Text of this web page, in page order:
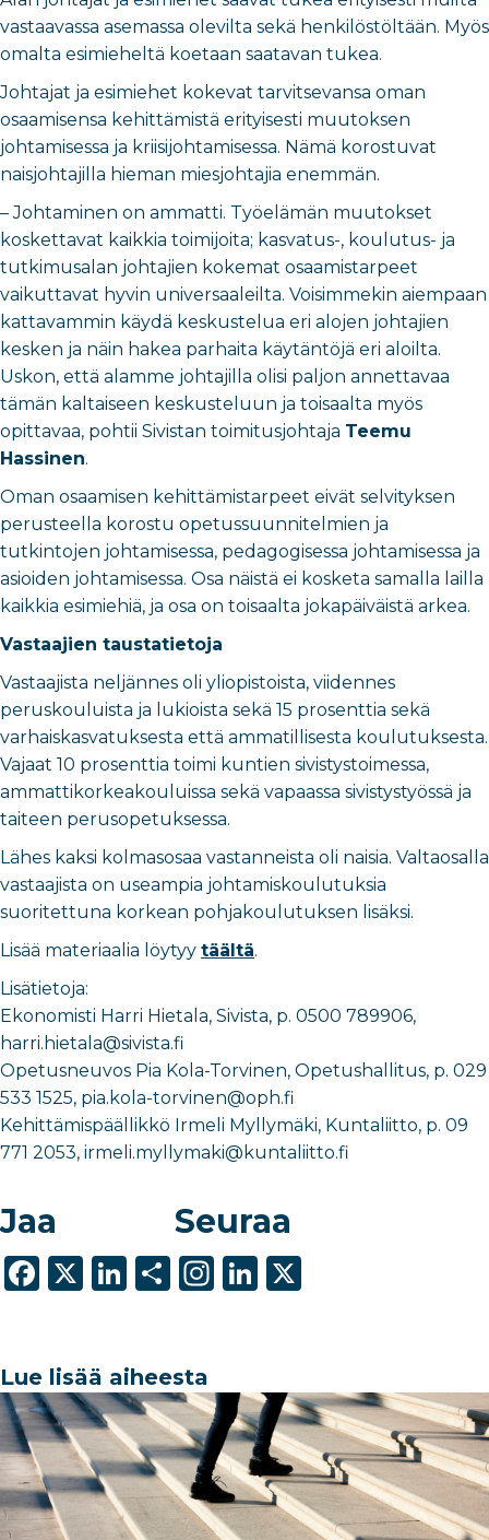
vastaavassa asemassa olevilta sekä henkilöstöltään. Myös
omalta esimieheltä koetaan saatavan tukea.
Johtajat ja esimiehet kokevat tarvitsevansa oman
osaamisensa kehittämistä erityisesti muutoksen
johtamisessa ja kriisijohtamisessa. Nämä korostuvat
naisjohtajilla hieman miesjohtajia enemmän.
– Johtaminen on ammatti. Työelämän muutokset
koskettavat kaikkia toimijoita; kasvatus-, koulutus- ja
tutkimusalan johtajien kokemat osaamistarpeet
vaikuttavat hyvin universaaleilta. Voisimmekin aiempaan
kattavammin käydä keskustelua eri alojen johtajien
kesken ja näin hakea parhaita käytäntöjä eri aloilta.
Uskon, että alamme johtajilla olisi paljon annettavaa
tämän kaltaiseen keskusteluun ja toisaalta myös
opittavaa, pohtii Sivistan toimitusjohtaja Teemu
Hassinen.
Oman osaamisen kehittämistarpeet eivät selvityksen
perusteella korostu opetussuunnitelmien ja
tutkintojen johtamisessa, pedagogisessa johtamisessa ja
asioiden johtamisessa. Osa näistä ei kosketa samalla lailla
kaikkia esimiehiä, ja osa on toisaalta jokapäiväistä arkea.
Vastaajien taustatietoja
Vastaajista neljännes oli yliopistoista, viidennes
peruskouluista ja lukioista sekä 15 prosenttia sekä
varhaiskasvatuksesta että ammatillisesta koulutuksesta.
Vajaat 10 prosenttia toimi kuntien sivistystoimessa,
ammattikorkeakouluissa sekä vapaassa sivistystyössä ja
taiteen perusopetuksessa.
Lähes kaksi kolmasosaa vastanneista oli naisia. Valtaosalla
vastaajista on useampia johtamiskoulutuksia
suoritettuna korkean pohjakoulutuksen lisäksi.
Lisää materiaalia löytyy täältä.
Lisätietoja:
Ekonomisti Harri Hietala, Sivista, p. 0500 789906,
harri.hietala@sivista.fi
Opetusneuvos Pia Kola-Torvinen, Opetushallitus, p. 029
533 1525, pia.kola-torvinen@oph.fi
Kehittämispäällikkö Irmeli Myllymäki, Kuntaliitto, p. 09
771 2053, irmeli.myllymaki@kuntaliitto.fi
Jaa
F
e
b
o
o
k
X
Li
e
dI
n
S
e
Seuraa
In
ra
m
Li
dI
n
Lue lisää aiheesta